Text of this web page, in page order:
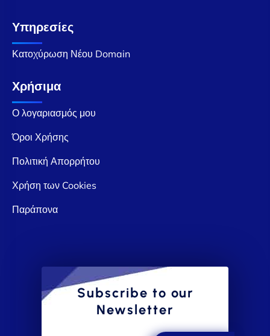
Υπηρεσίες
Κατοχύρωση Νέου Domain
Χρήσιμα
Ο λογαριασμός μου
Όροι Χρήσης
Πολιτική Απορρήτου
Χρήση των Cookies
Παράπονα
Subscribe to our
Newsletter